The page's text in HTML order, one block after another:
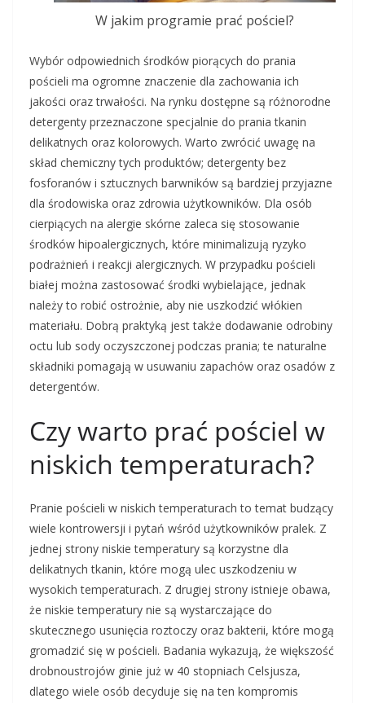
W jakim programie prać pościel?
Wybór odpowiednich środków piorących do prania
pościeli ma ogromne znaczenie dla zachowania ich
jakości oraz trwałości. Na rynku dostępne są różnorodne
detergenty przeznaczone specjalnie do prania tkanin
delikatnych oraz kolorowych. Warto zwrócić uwagę na
skład chemiczny tych produktów; detergenty bez
fosforanów i sztucznych barwników są bardziej przyjazne
dla środowiska oraz zdrowia użytkowników. Dla osób
cierpiących na alergie skórne zaleca się stosowanie
środków hipoalergicznych, które minimalizują ryzyko
podrażnień i reakcji alergicznych. W przypadku pościeli
białej można zastosować środki wybielające, jednak
należy to robić ostrożnie, aby nie uszkodzić włókien
materiału. Dobrą praktyką jest także dodawanie odrobiny
octu lub sody oczyszczonej podczas prania; te naturalne
składniki pomagają w usuwaniu zapachów oraz osadów z
detergentów.
Czy warto prać pościel w
niskich temperaturach?
Pranie pościeli w niskich temperaturach to temat budzący
wiele kontrowersji i pytań wśród użytkowników pralek. Z
jednej strony niskie temperatury są korzystne dla
delikatnych tkanin, które mogą ulec uszkodzeniu w
wysokich temperaturach. Z drugiej strony istnieje obawa,
że niskie temperatury nie są wystarczające do
skutecznego usunięcia roztoczy oraz bakterii, które mogą
gromadzić się w pościeli. Badania wykazują, że większość
drobnoustrojów ginie już w 40 stopniach Celsjusza,
dlatego wiele osób decyduje się na ten kompromis